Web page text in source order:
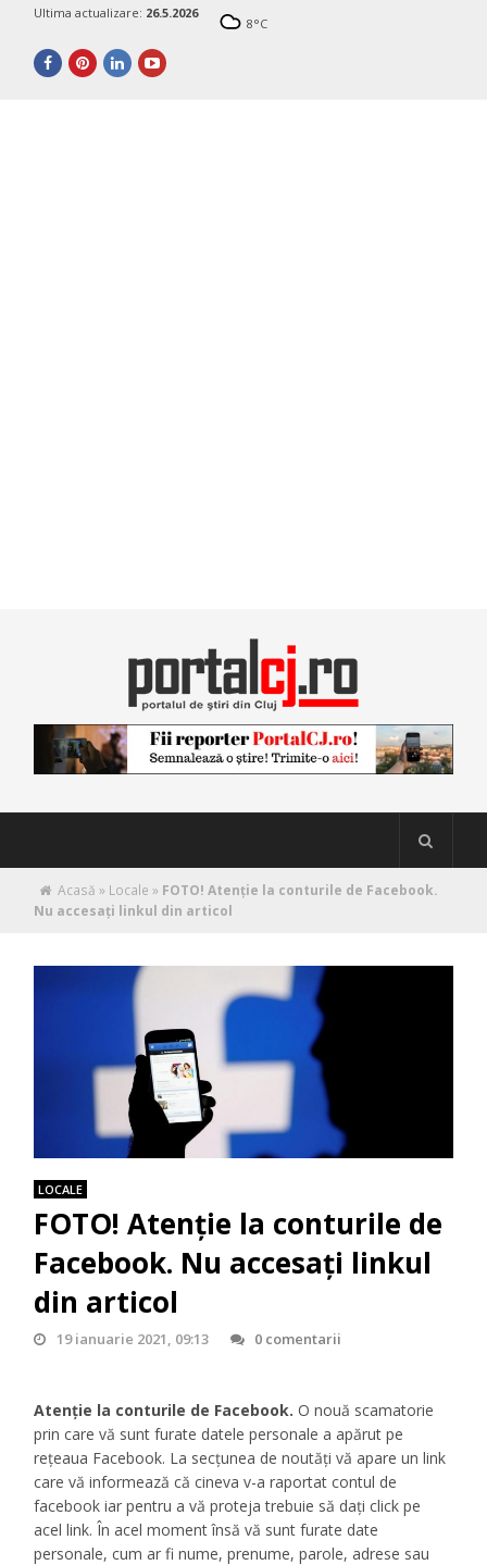
Ultima actualizare: 26.5.2026
8°C
Acasă » Locale » FOTO! Atenţie la conturile de Facebook.
Nu accesaţi linkul din articol
LOCALE
FOTO! Atenţie la conturile de
Facebook. Nu accesaţi linkul
din articol
19 ianuarie 2021, 09:13 0 comentarii
Atenţie la conturile de Facebook. O nouă scamatorie
prin care vă sunt furate datele personale a apărut pe
reţeaua Facebook. La secţunea de noutăţi vă apare un link
care vă informează că cineva v-a raportat contul de
facebook iar pentru a vă proteja trebuie să daţi click pe
acel link. În acel moment însă vă sunt furate date
personale, cum ar fi nume, prenume, parole, adrese sau